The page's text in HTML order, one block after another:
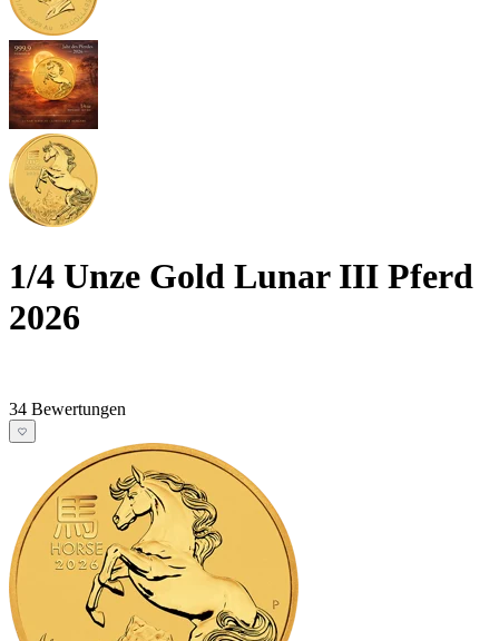
1/4 Unze Gold Lunar III Pferd
2026
34 Bewertungen